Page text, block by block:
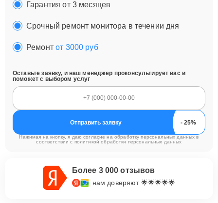
Гарантия от 3 месяцев
Срочный ремонт монитора в течении дня
Ремонтот 3000 руб
Оставьте заявку, и наш менеджер проконсультирует вас и
поможет с выбором услуг
Отправить заявку
Нажимая на кнопку, я даю согласие на обработку персональных данных в
соответствии с политикой обработки персональных данных
Более 3 000 отзывов
нам доверяют 🌟🌟🌟🌟🌟